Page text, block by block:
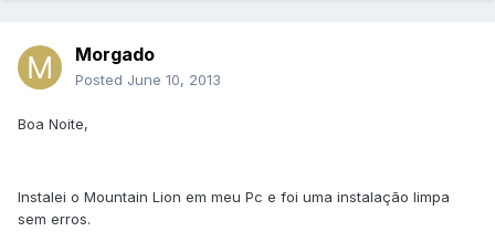
Morgado
Posted June 10, 2013
Boa Noite,
Instalei o Mountain Lion em meu Pc e foi uma instalação limpa
sem erros.